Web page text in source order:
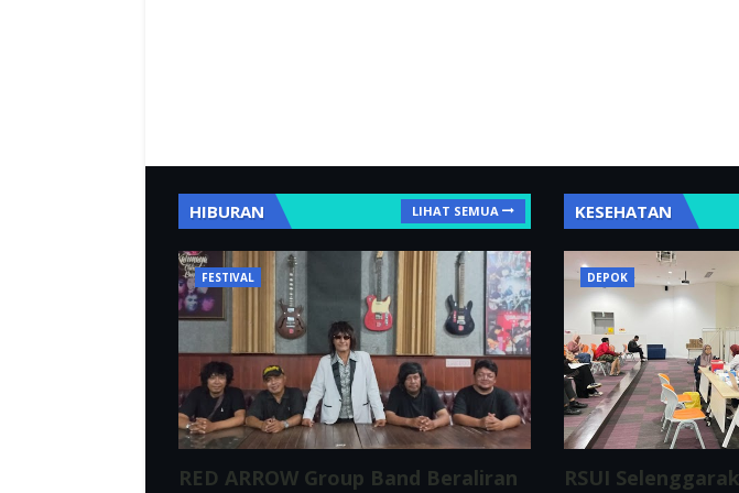
HIBURAN LIHAT SEMUA
FESTIVAL
RED ARROW Group Band Beraliran
KESEHATAN
DEPOK
RSUI